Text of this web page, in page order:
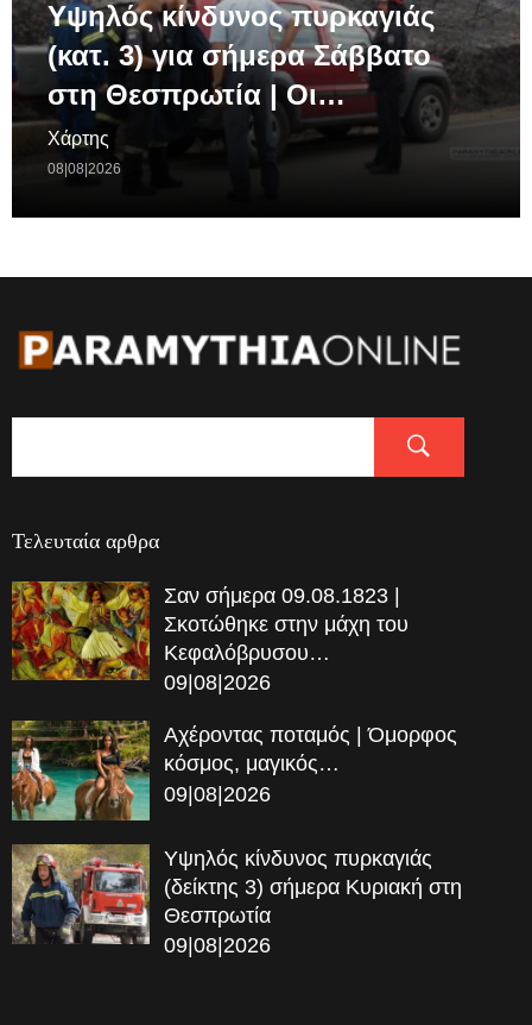
Υψηλός κίνδυνος πυρκαγιάς
(κατ. 3) για σήμερα Σάββατο
στη Θεσπρωτία | Οι…
Χάρτης
08|08|2026
Τελευταία αρθρα
Σαν σήμερα 09.08.1823 |
Σκοτώθηκε στην μάχη του
Κεφαλόβρυσου…
09|08|2026
Αχέροντας ποταμός | Όμορφος
κόσμος, μαγικός…
09|08|2026
Υψηλός κίνδυνος πυρκαγιάς
(δείκτης 3) σήμερα Κυριακή στη
Θεσπρωτία
09|08|2026